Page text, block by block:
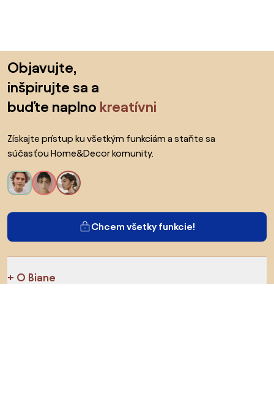
Objavujte,
inšpirujte sa a
buďte naplno kreatívni
Získajte prístup ku všetkým funkciám a staňte sa
súčasťou Home&Decor komunity.
Chcem všetky funkcie!
O Biane